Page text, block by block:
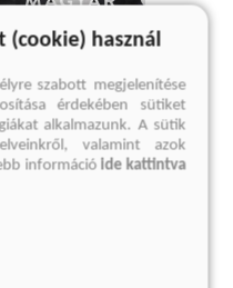
PÉTER
lépésre
Kriszta
(cookie) használ
szabott megjelenítése
érdekében sütiket
alkalmazunk. A sütik
valamint azok
információ ide kattintva